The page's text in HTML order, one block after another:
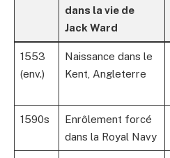
dans la vie de
Jack Ward
1553
(env.)
Naissance dans le
Kent, Angleterre
1590s
Enrôlement forcé
dans la Royal Navy